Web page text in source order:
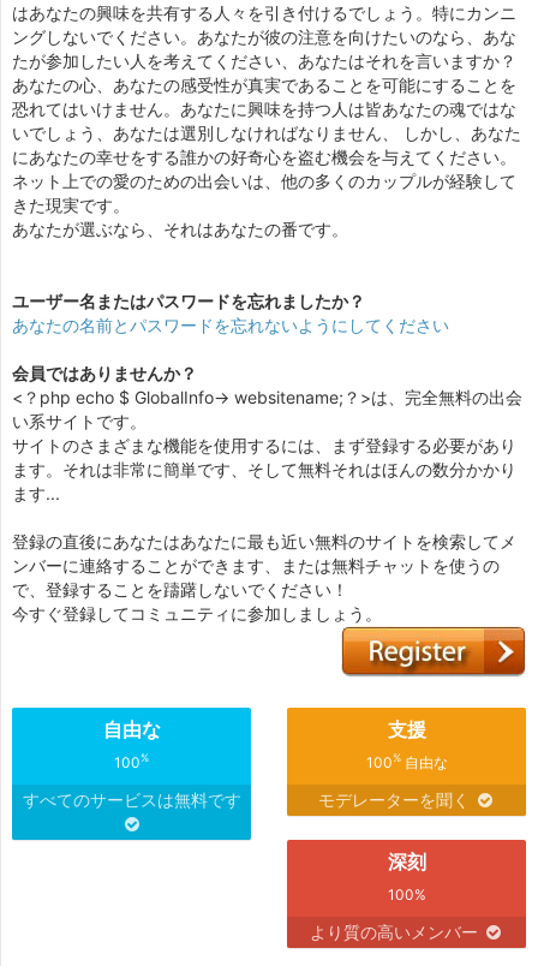
はあなたの興味を共有する人々を引き付けるでしょう。特にカンニ
ングしないでください。あなたが彼の注意を向けたいのなら、あな
たが参加したい人を考えてください、あなたはそれを言いますか？
あなたの心、あなたの感受性が真実であることを可能にすることを
恐れてはいけません。あなたに興味を持つ人は皆あなたの魂ではな
いでしょう、あなたは選別しなければなりません、 しかし、あなた
にあなたの幸せをする誰かの好奇心を盗む機会を与えてください。
ネット上での愛のための出会いは、他の多くのカップルが経験して
きた現実です。
あなたが選ぶなら、それはあなたの番です。
ユーザー名またはパスワードを忘れましたか？
あなたの名前とパスワードを忘れないようにしてください
会員ではありませんか？
<？php echo $ GlobalInfo-> websitename;？>は、完全無料の出会
い系サイトです。
サイトのさまざまな機能を使用するには、まず登録する必要があり
ます。それは非常に簡単です、そして無料それはほんの数分かかり
ます...
登録の直後にあなたはあなたに最も近い無料のサイトを検索してメ
ンバーに連絡することができます、または無料チャットを使うの
で、登録することを躊躇しないでください！
今すぐ登録してコミュニティに参加しましょう。
自由な
100%
すべてのサービスは無料です
支援
100%自由な
モデレーターを聞く
深刻
100%
より質の高いメンバー